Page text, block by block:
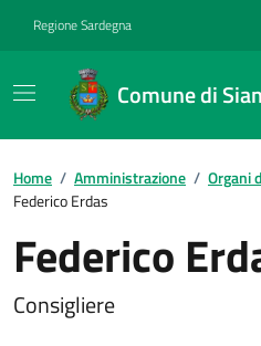
Regione Sardegna
Comune di
Home / Amministrazione / Organi
Federico Erdas
Federico
Consigliere